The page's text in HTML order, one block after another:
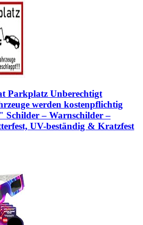
Parkplatz Unberechtigt
werden kostenpflichtig
Schilder – Warnschilder –
UV-beständig & Kratzfest